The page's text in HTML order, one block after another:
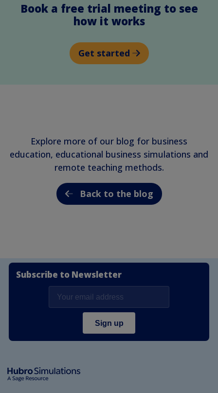
Book a free trial meeting to see
how it works
Get started
Explore more of our blog for business
education, educational business simulations and
remote teaching methods.
Back to the blog
Subscribe to Newsletter